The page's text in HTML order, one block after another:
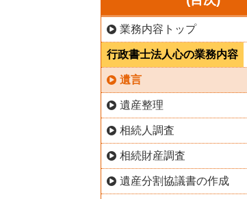
業務内容トップ
行政書士法人心の業務内容
遺言
遺産整理
相続人調査
相続財産調査
遺産分割協議書の作成